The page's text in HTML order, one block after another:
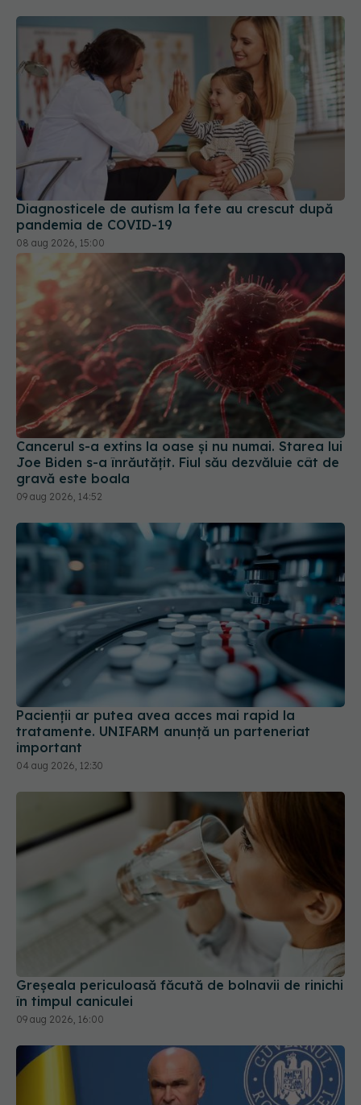
Diagnosticele de autism la fete au crescut după
pandemia de COVID-19
08 aug 2026, 15:00
Cancerul s-a extins la oase și nu numai. Starea lui
Joe Biden s-a înrăutățit. Fiul său dezvăluie cât de
gravă este boala
09 aug 2026, 14:52
Pacienții ar putea avea acces mai rapid la
tratamente. UNIFARM anunță un parteneriat
important
04 aug 2026, 12:30
Greșeala periculoasă făcută de bolnavii de rinichi
în timpul caniculei